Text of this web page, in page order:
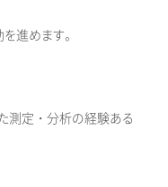
進めます。
測定・分析の経験ある